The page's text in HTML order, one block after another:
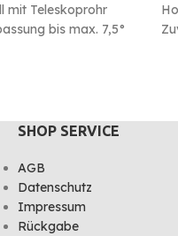
mit Teleskoprohr
bis max. 7,5°
SHOP SERVICE
AGB
Datenschutz
Impressum
Rückgabe